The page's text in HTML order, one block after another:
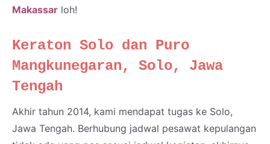
Makassar loh!
Keraton Solo dan Puro
Mangkunegaran, Solo, Jawa
Tengah
Akhir tahun 2014, kami mendapat tugas ke Solo,
Jawa Tengah. Berhubung jadwal pesawat kepulangan